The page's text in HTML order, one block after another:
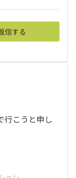
信する
行こうと申し